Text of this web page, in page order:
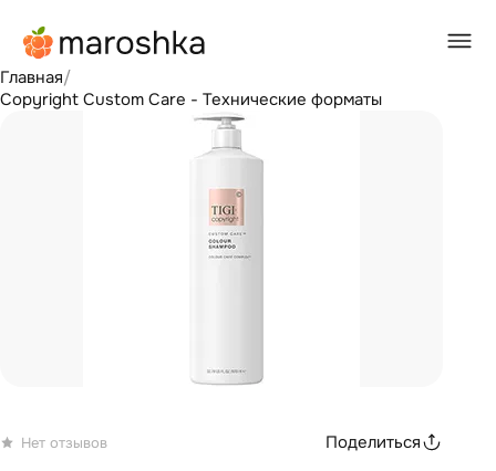
Главная/
Copyright Custom Care - Технические форматы
Нет отзывов Поделиться